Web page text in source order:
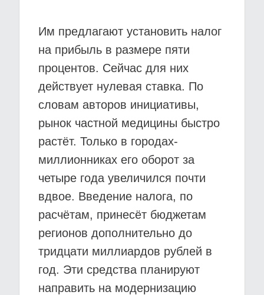
Им предлагают установить налог
на прибыль в размере пяти
процентов. Сейчас для них
действует нулевая ставка. По
словам авторов инициативы,
рынок частной медицины быстро
растёт. Только в городах-
миллионниках его оборот за
четыре года увеличился почти
вдвое. Введение налога, по
расчётам, принесёт бюджетам
регионов дополнительно до
тридцати миллиардов рублей в
год. Эти средства планируют
направить на модернизацию